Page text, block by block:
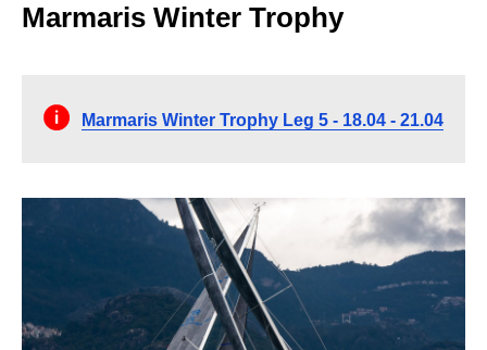
Marmaris Winter Trophy
Marmaris Winter Trophy Leg 5 - 18.04 - 21.04